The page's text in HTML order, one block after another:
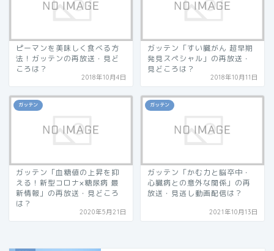
ピーマンを美味しく食べる方
法！ガッテンの再放送・見ど
ころは？
2018年10月4日
ガッテン「すい臓がん 超早期
発見スペシャル」の再放送・
見どころは？
2018年10月11日
ガッテン
ガッテン「血糖値の上昇を抑
える！新型コロナ×糖尿病 最
新情報」の再放送・見どころ
は？
2020年5月21日
ガッテン
ガッテン「かむ力と脳卒中・
心臓病との意外な関係」の再
放送・見逃し動画配信は？
2021年10月13日